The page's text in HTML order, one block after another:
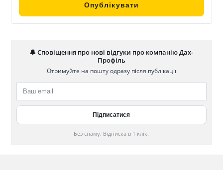
🔔 Сповіщення про нові відгуки про компанію Дах-
Профіль
Отримуйте на пошту одразу після публікації
Без спаму. Відписка в 1 клік.